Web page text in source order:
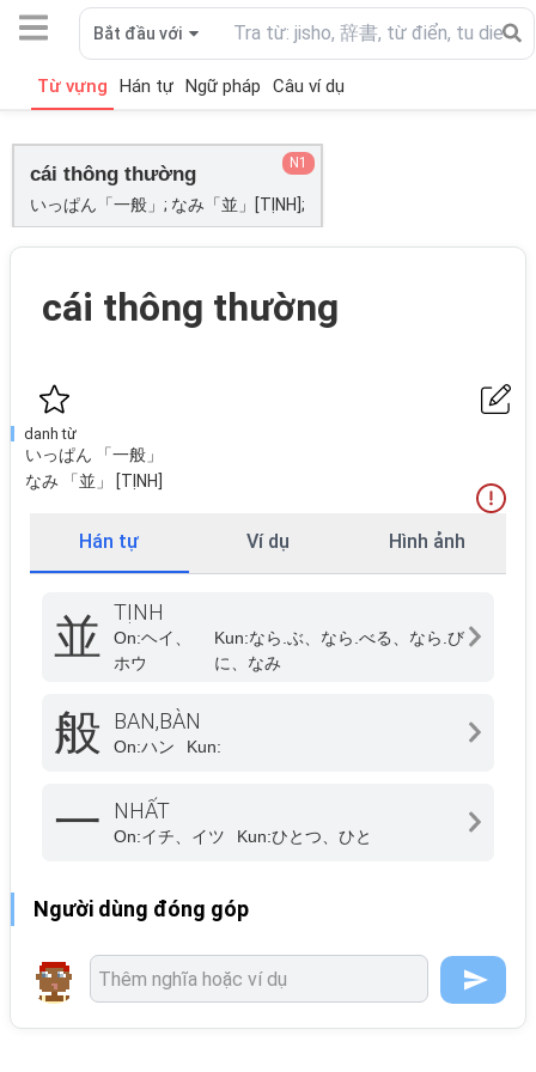
Bắt đầu với
Từ vựng Hán tự Ngữ pháp Câu ví dụ
cái thông thường
いっぱん「一般」; なみ「並」[TỊNH];
N1
cái thông thường
danh từ
いっぱん 「一般」
なみ 「並」 [TỊNH]
Hán tự Ví dụ Hình ảnh
並 TỊNH
On:ヘイ、
ホウ
Kun:なら.ぶ、なら.べる、なら.び
に、なみ
般 BAN,BÀN
On:ハン Kun:
一 NHẤT
On:イチ、イツ Kun:ひとつ、ひと
Người dùng đóng góp